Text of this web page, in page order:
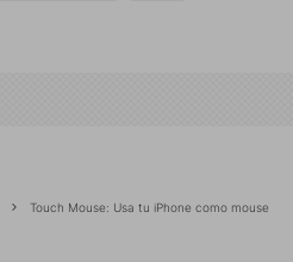
Touch Mouse: Usa tu iPhone como mouse